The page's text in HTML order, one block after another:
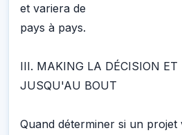
et variera de
pays à pays.
III. MAKING LA DÉCISION ET
JUSQU'AU BOUT
Quand déterminer si un projet